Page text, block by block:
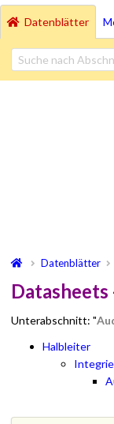
Datenblätter
Datenblätter
Unterabschnitt: "
Halbleiter